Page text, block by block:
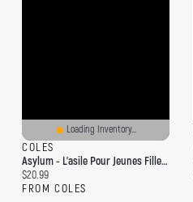
Loading Inventory...
COLES
Asylum - L'asile Pour Jeunes Filles Rebelles
Current price:
$20.99
FROM COLES